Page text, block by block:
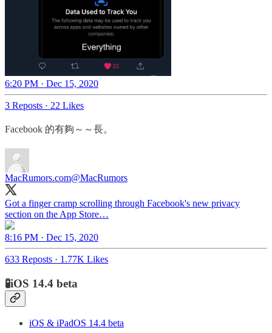
6:20 PM · Dec 15, 2020
3 Reposts · 22 Likes
Facebook 的有夠～～長。
MacRumors.com@MacRumors
Got a finger cramp scrolling through Facebook's new privacy
section on the App Store…
8:16 PM · Dec 15, 2020
633 Reposts · 1.77K Likes
🧪iOS 14.4 beta
iOS & iPadOS 14.4 beta